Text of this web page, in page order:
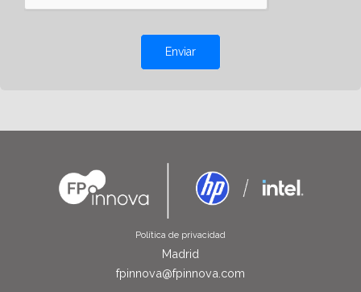
Enviar
Política de privacidad
Madrid
fpinnova@fpinnova.com